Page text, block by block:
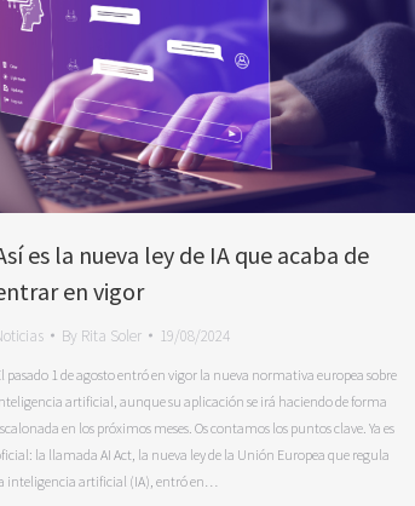
es la nueva ley de IA que acaba de
en vigor
By Rita Soler 19/08/2024
pasado 1 de agosto entró en vigor la nueva normativa europea sobre
artificial, aunque su aplicación se irá haciendo de forma
en los próximos meses. Os contamos los puntos clave. Ya es
la llamada AI Act, la nueva ley de la Unión Europea que regula
inteligencia artificial (IA), entró en…